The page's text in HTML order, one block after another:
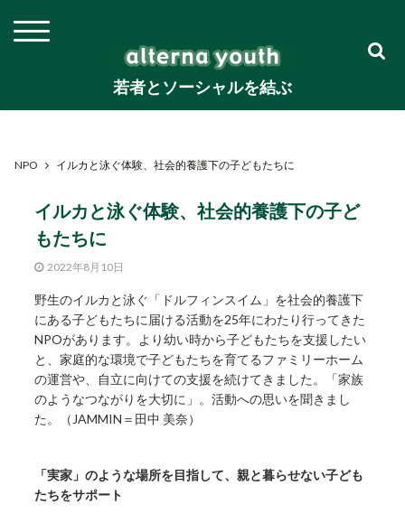
若者とソーシャルを結ぶ
NPO イルカと泳ぐ体験、社会的養護下の子どもたちに
イルカと泳ぐ体験、社会的養護下の子ど
もたちに
2022年8月10日
野生のイルカと泳ぐ「ドルフィンスイム」を社会的養護下
にある子どもたちに届ける活動を25年にわたり行ってきた
NPOがあります。より幼い時から子どもたちを支援したい
と、家庭的な環境で子どもたちを育てるファミリーホーム
の運営や、自立に向けての支援を続けてきました。「家族
のようなつながりを大切に」。活動への思いを聞きまし
た。（JAMMIN＝田中 美奈）
「実家」のような場所を目指して、親と暮らせない子ども
たちをサポート